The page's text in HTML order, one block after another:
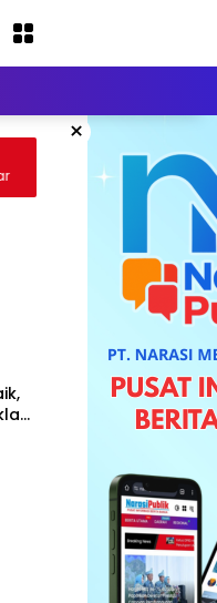
×
Buka RAT Koperasi Teratai
GOW HSS Perkuat Ekonomi